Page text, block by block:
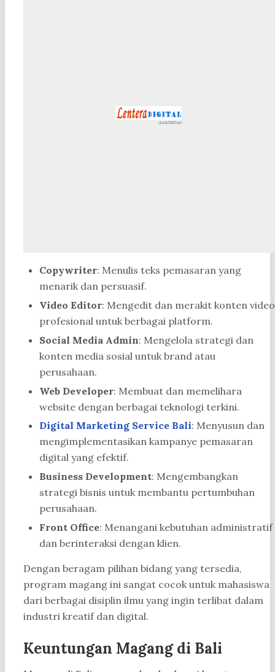
Copywriter: Menulis teks pemasaran yang
menarik dan persuasif.
Video Editor: Mengedit dan merakit konten video
profesional untuk berbagai platform.
Social Media Admin: Mengelola strategi dan
konten media sosial untuk brand atau
perusahaan.
Web Developer: Membuat dan memelihara
website dengan berbagai teknologi terkini.
Digital Marketing Service Bali: Menyusun dan
mengimplementasikan kampanye pemasaran
digital yang efektif.
Business Development: Mengembangkan
strategi bisnis untuk membantu pertumbuhan
perusahaan.
Front Office: Menangani kebutuhan administratif
dan berinteraksi dengan klien.
Dengan beragam pilihan bidang yang tersedia,
program magang ini sangat cocok untuk mahasiswa
dari berbagai disiplin ilmu yang ingin terlibat dalam
industri kreatif dan digital.
Keuntungan Magang di Bali